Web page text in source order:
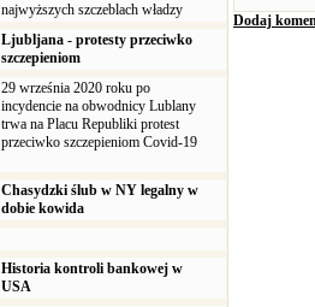
najwyższych szczeblach władzy
Ljubljana - protesty przeciwko
szczepieniom
29 września 2020 roku po
incydencie na obwodnicy Lublany
trwa na Placu Republiki protest
przeciwko szczepieniom Covid-19
Chasydzki ślub w NY legalny w
dobie kowida
Historia kontroli bankowej w
USA
Dodaj